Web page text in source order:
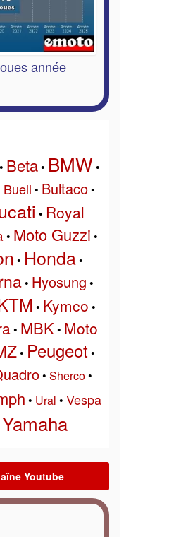
année
• Beta• BMW •
Buell • Bultaco•
• Royal
• Moto Guzzi •
• Honda•
• Hyosung •
• Kymco •
• MBK • Moto
• Peugeot •
• Sherco•
• Ural • Vespa
Yamaha